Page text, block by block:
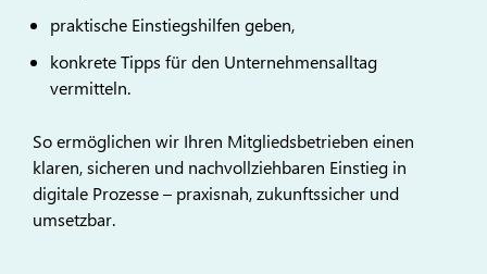
praktische Einstiegshilfen geben,
konkrete Tipps für den Unternehmensalltag
vermitteln.
So ermöglichen wir Ihren Mitgliedsbetrieben einen
klaren, sicheren und nachvollziehbaren Einstieg in
digitale Prozesse – praxisnah, zukunftssicher und
umsetzbar.